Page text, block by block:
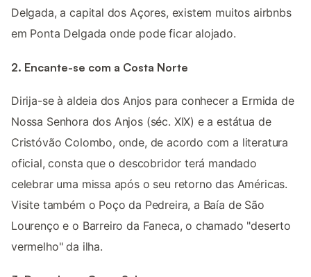
Delgada, a capital dos Açores, existem muitos airbnbs
em Ponta Delgada onde pode ficar alojado.
2. Encante-se com a Costa Norte
Dirija-se à aldeia dos Anjos para conhecer a Ermida de
Nossa Senhora dos Anjos (séc. XIX) e a estátua de
Cristóvão Colombo, onde, de acordo com a literatura
oficial, consta que o descobridor terá mandado
celebrar uma missa após o seu retorno das Américas.
Visite também o Poço da Pedreira, a Baía de São
Lourenço e o Barreiro da Faneca, o chamado "deserto
vermelho" da ilha.